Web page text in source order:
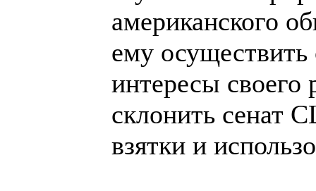
американского
ему осуществить
интересы своего
склонить сенат
взятки и